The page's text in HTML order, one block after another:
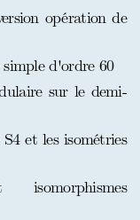
opération de
d'ordre 60
sur le demi-
et les isométries